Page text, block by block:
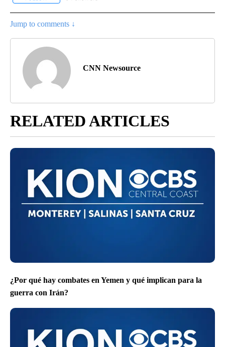
Jump to comments ↓
CNN Newsource
RELATED ARTICLES
¿Por qué hay combates en Yemen y qué implican para la
guerra con Irán?